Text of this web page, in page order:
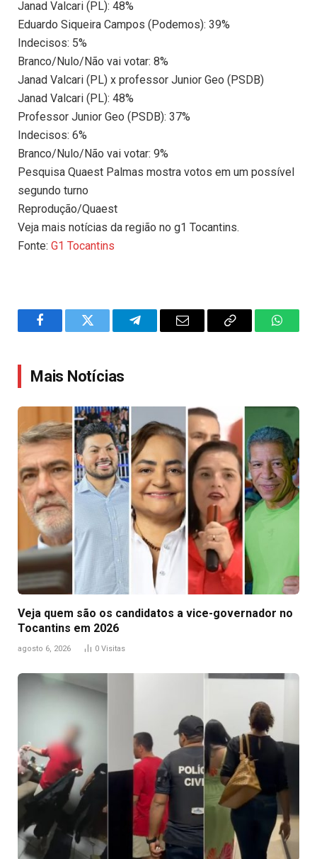
Janad Valcari (PL): 48%
Eduardo Siqueira Campos (Podemos): 39%
Indecisos: 5%
Branco/Nulo/Não vai votar: 8%
Janad Valcari (PL) x professor Junior Geo (PSDB)
Janad Valcari (PL): 48%
Professor Junior Geo (PSDB): 37%
Indecisos: 6%
Branco/Nulo/Não vai votar: 9%
Pesquisa Quaest Palmas mostra votos em um possível
segundo turno
Reprodução/Quaest
Veja mais notícias da região no g1 Tocantins.
Fonte: G1 Tocantins
FacebookTwitter TelegramEmail
Copy
Mais Notícias
Veja quem são os candidatos a vice-governador no
Tocantins em 2026
agosto 6, 2026 0 Visitas